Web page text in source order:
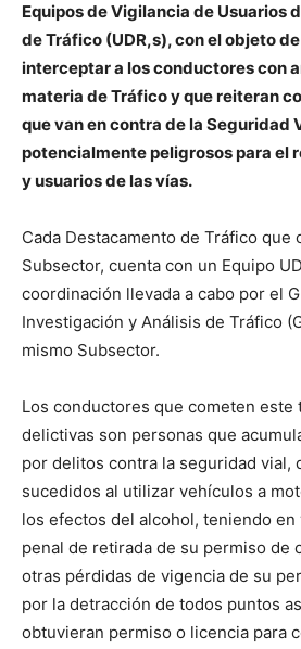
Equipos de Vigilancia de Usuarios
de Tráfico (UDR,s), con el objeto
interceptar a los conductores con
materia de Tráfico y que reiteran
que van en contra de la Seguridad
potencialmente peligrosos para el
y usuarios de las vías.
Cada Destacamento de Tráfico que
Subsector, cuenta con un Equipo
coordinación llevada a cabo por el
Investigación y Análisis de Tráfico
mismo Subsector.
Los conductores que cometen este
delictivas son personas que
por delitos contra la seguridad vial,
sucedidos al utilizar vehículos a
los efectos del alcohol, teniendo
penal de retirada de su permiso de
otras pérdidas de vigencia de su
por la detracción de todos puntos
obtuvieran permiso o licencia para